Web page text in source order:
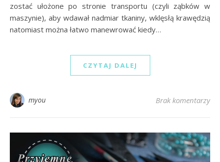
zostać ułożone po stronie transportu (czyli ząbków w
maszynie), aby wdawał nadmiar tkaniny, wklęsłą krawędzią
natomiast można łatwo manewrować kiedy…
CZYTAJ DALEJ
myou Brak komentarzy